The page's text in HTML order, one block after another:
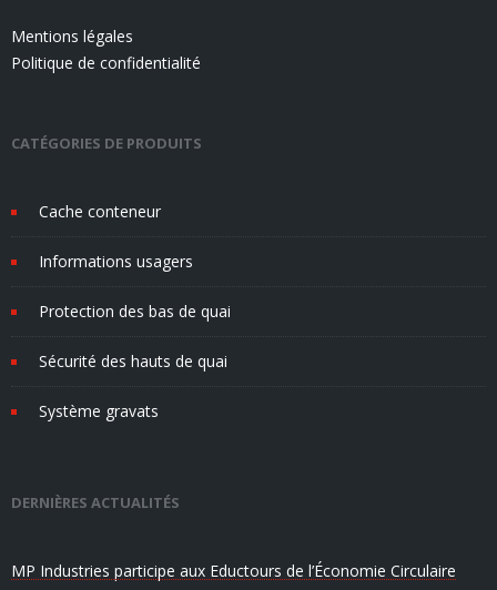
Mentions légales
Politique de confidentialité
CATÉGORIES DE PRODUITS
Cache conteneur
Informations usagers
Protection des bas de quai
Sécurité des hauts de quai
Système gravats
DERNIÈRES ACTUALITÉS
MP Industries participe aux Eductours de l’Économie Circulaire